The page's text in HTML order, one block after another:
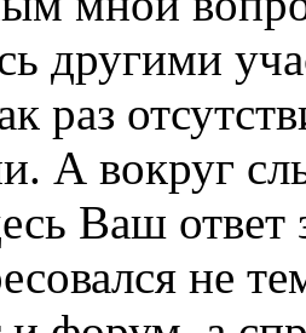
другими
раз
А вокруг
Ваш ответ
не